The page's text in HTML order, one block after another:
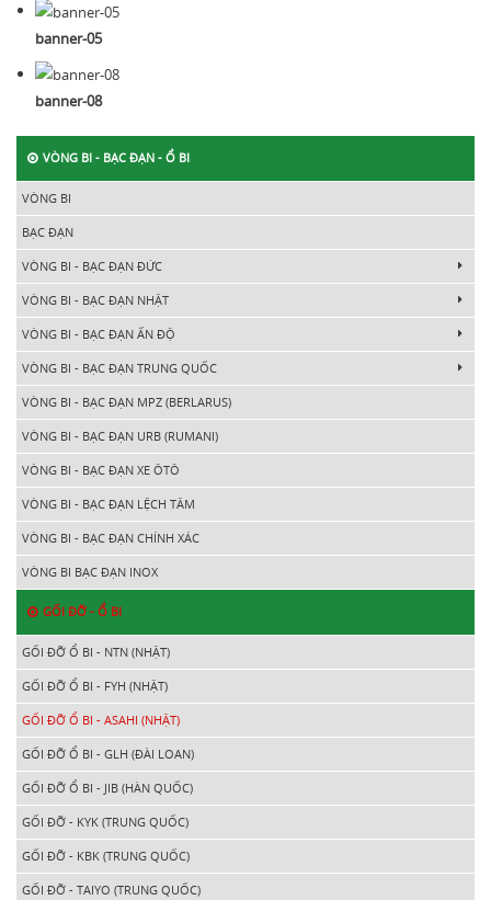
banner-05
banner-08
VÒNG BI - BẠC ĐẠN - Ổ BI
VÒNG BI
BẠC ĐẠN
VÒNG BI - BẠC ĐẠN ĐỨC
VÒNG BI - BẠC ĐẠN NHẬT
VÒNG BI - BẠC ĐẠN ẤN ĐỘ
VÒNG BI - BẠC ĐẠN TRUNG QUỐC
VÒNG BI - BẠC ĐẠN MPZ (BERLARUS)
VÒNG BI - BẠC ĐẠN URB (RUMANI)
VÒNG BI - BẠC ĐẠN XE ÔTÔ
VÒNG BI - BẠC ĐẠN LỆCH TÂM
VÒNG BI - BẠC ĐẠN CHÍNH XÁC
VÒNG BI BẠC ĐẠN INOX
GỐI ĐỠ - Ổ BI
GỐI ĐỠ Ổ BI - NTN (NHẬT)
GỐI ĐỠ Ổ BI - FYH (NHẬT)
GỐI ĐỠ Ổ BI - ASAHI (NHẬT)
GỐI ĐỠ Ổ BI - GLH (ĐÀI LOAN)
GỐI ĐỠ Ổ BI - JIB (HÀN QUỐC)
GỐI ĐỠ - KYK (TRUNG QUỐC)
GỐI ĐỠ - KBK (TRUNG QUỐC)
GỐI ĐỠ - TAIYO (TRUNG QUỐC)